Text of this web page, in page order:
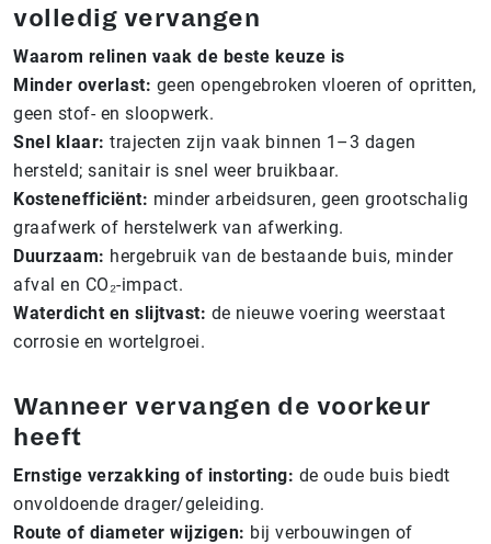
volledig vervangen
Waarom relinen vaak de beste keuze is
Minder overlast: geen opengebroken vloeren of opritten,
geen stof- en sloopwerk.
Snel klaar: trajecten zijn vaak binnen 1–3 dagen
hersteld; sanitair is snel weer bruikbaar.
Kostenefficiënt: minder arbeidsuren, geen grootschalig
graafwerk of herstelwerk van afwerking.
Duurzaam: hergebruik van de bestaande buis, minder
afval en CO₂-impact.
Waterdicht en slijtvast: de nieuwe voering weerstaat
corrosie en wortelgroei.
Wanneer vervangen de voorkeur
heeft
Ernstige verzakking of instorting: de oude buis biedt
onvoldoende drager/geleiding.
Route of diameter wijzigen: bij verbouwingen of